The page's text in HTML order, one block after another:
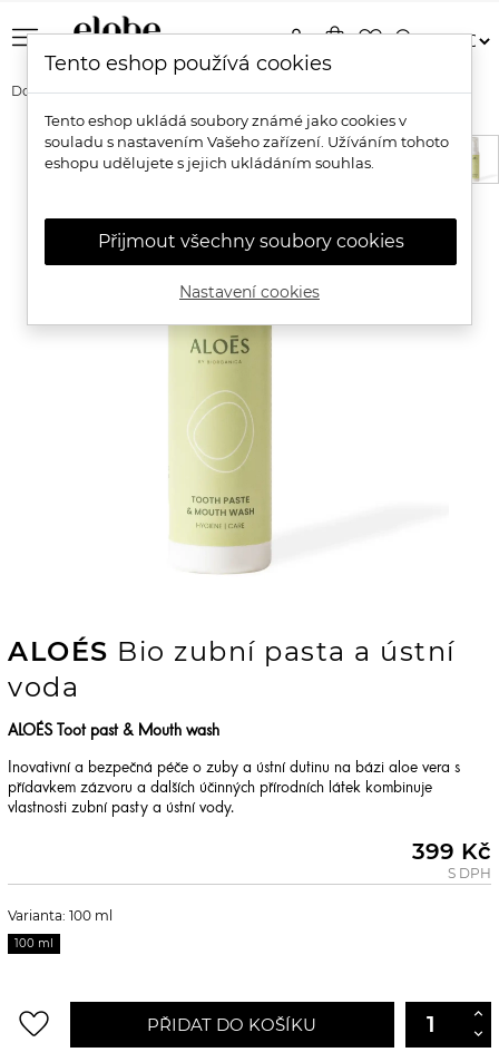
menu shopping_bagfavorite_bordersearch
person
Domů Značky Aloés Aloés Bio zubní pasta a ústní voda
ALOÉS Bio zubní pasta a ústní
voda
ALOÉS Toot past & Mouth wash
Inovativní a bezpečná péče o zuby a ústní dutinu na bázi aloe vera s
přídavkem zázvoru a dalších účinných přírodních látek kombinuje
vlastnosti zubní pasty a ústní vody.
399 Kč
S DPH
Varianta: 100 ml
100 ml
favorite_border PŘIDAT DO KOŠÍKU
Tento eshop používá cookies
Tento eshop ukládá soubory známé jako cookies v
souladu s nastavením Vašeho zařízení. Užíváním tohoto
eshopu udělujete s jejich ukládáním souhlas.
Přijmout všechny soubory cookies
Nastavení cookies